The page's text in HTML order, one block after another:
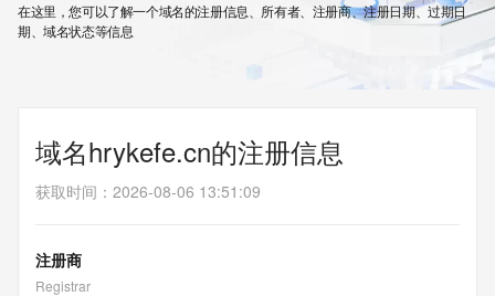
在这里，您可以了解一个域名的注册信息、所有者、注册商、注册日期、过期日
期、域名状态等信息
域名hrykefe.cn的注册信息
获取时间 ： 2026-08-06 13:51:09
注册商
Registrar